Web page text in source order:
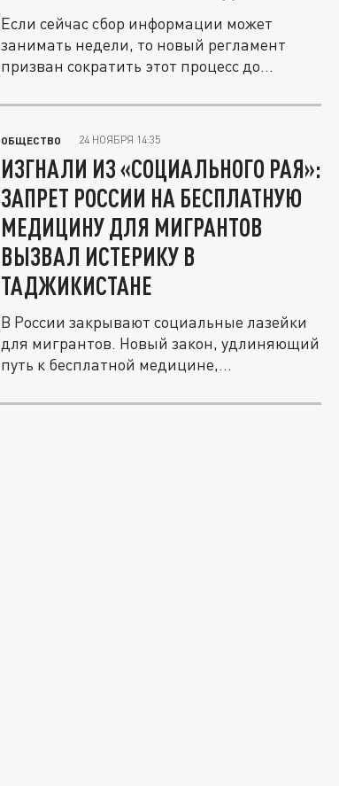
Если сейчас сбор информации может
занимать недели, то новый регламент
призван сократить этот процесс до...
ОБЩЕСТВО 24 НОЯБРЯ 14:35
ИЗГНАЛИ ИЗ «СОЦИАЛЬНОГО РАЯ»:
ЗАПРЕТ РОССИИ НА БЕСПЛАТНУЮ
МЕДИЦИНУ ДЛЯ МИГРАНТОВ
ВЫЗВАЛ ИСТЕРИКУ В
ТАДЖИКИСТАНЕ
В России закрывают социальные лазейки
для мигрантов. Новый закон, удлиняющий
путь к бесплатной медицине,...